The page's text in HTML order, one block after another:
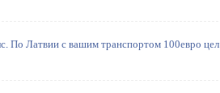
По Латвии с вашим транспортом 100евро цел